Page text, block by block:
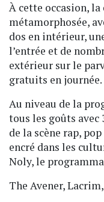
À cette occasion,
métamorphosée,
dos en intérieur,
l’entrée et de
extérieur sur le
gratuits en journée.
Au niveau de la
tous les goûts
de la scène rap,
encré dans les
Noly, le
The Avener,